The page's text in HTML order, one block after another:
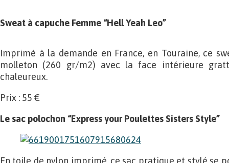
Sweat à capuche Femme “Hell Yeah Leo”
Imprimé à la demande en France, en Touraine, ce
molleton (260 gr/m2) avec la face intérieure
chaleureux.
Prix : 55 €
Le sac polochon “Express your Poulettes Sisters Style”
En toile de nylon imprimé, ce sac pratique et stylé se